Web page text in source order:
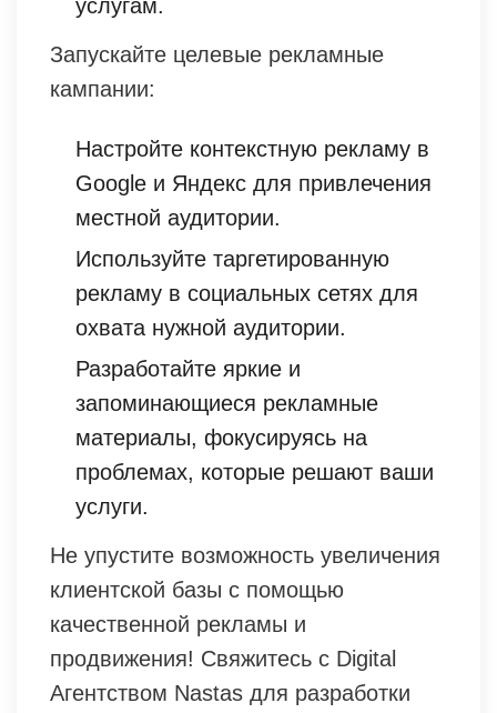
услугам.
Запускайте целевые рекламные
кампании:
Настройте контекстную рекламу в
Google и Яндекс для привлечения
местной аудитории.
Используйте таргетированную
рекламу в социальных сетях для
охвата нужной аудитории.
Разработайте яркие и
запоминающиеся рекламные
материалы, фокусируясь на
проблемах, которые решают ваши
услуги.
Не упустите возможность увеличения
клиентской базы с помощью
качественной рекламы и
продвижения! Свяжитесь с Digital
Агентством Nastas для разработки